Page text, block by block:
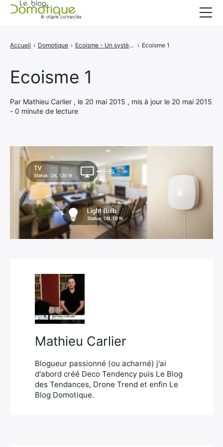
Ecoisme 1
Par Mathieu Carlier , le 20 mai 2015 , mis à jour le 20 mai 2015
- 0 minute de lecture
Accueil › Domotique › Ecoisme - Un système de surveillance de l'énergie intelligent › Ecoisme 1
Mathieu Carlier
Blogueur passionné (ou acharné) j'ai
d'abord créé Deco Tendency puis Le Blog
des Tendances, Drone Trend et enfin Le
Blog Domotique.
A propos
CONTACT
Rechercher